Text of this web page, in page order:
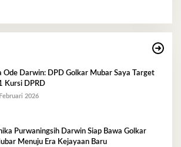
Ode Darwin: DPD Golkar Mubar Saya Target
Kursi DPRD
2026
Purwaningsih Darwin Siap Bawa Golkar
Menuju Era Kejayaan Baru